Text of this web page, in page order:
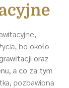
bo około
oraz
a co za tym
pozbawiona